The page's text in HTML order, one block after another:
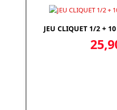
JEU CLIQUET 1/2 +